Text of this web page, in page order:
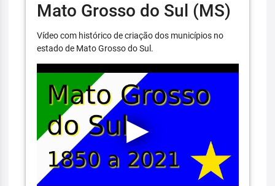
Mato Grosso do Sul (MS)
Vídeo com histórico de criação dos municípios no
estado de Mato Grosso do Sul.